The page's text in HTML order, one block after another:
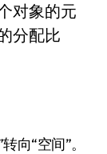
对象的元
分配比
向“空间”。